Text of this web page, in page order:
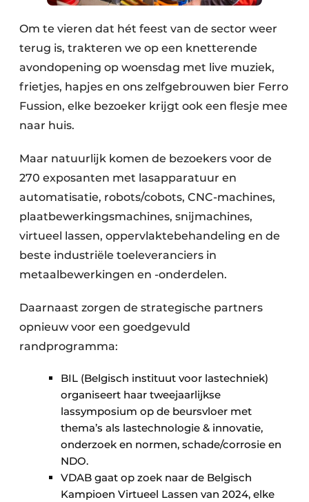
Om te vieren dat hét feest van de sector weer
terug is, trakteren we op een knetterende
avondopening op woensdag met live muziek,
frietjes, hapjes en ons zelfgebrouwen bier Ferro
Fussion, elke bezoeker krijgt ook een flesje mee
naar huis.
Maar natuurlijk komen de bezoekers voor de
270 exposanten met lasapparatuur en
automatisatie, robots/cobots, CNC-machines,
plaatbewerkingsmachines, snijmachines,
virtueel lassen, oppervlaktebehandeling en de
beste industriële toeleveranciers in
metaalbewerkingen en -onderdelen.
Daarnaast zorgen de strategische partners
opnieuw voor een goedgevuld
randprogramma:
BIL (Belgisch instituut voor lastechniek)
organiseert haar tweejaarlijkse
lassymposium op de beursvloer met
thema’s als lastechnologie & innovatie,
onderzoek en normen, schade/corrosie en
NDO.
VDAB gaat op zoek naar de Belgisch
Kampioen Virtueel Lassen van 2024, elke